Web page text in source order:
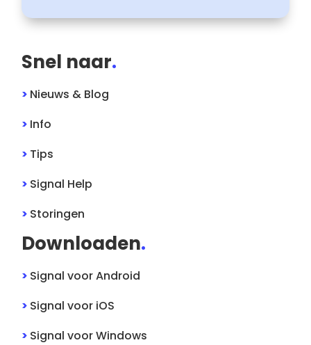
Snel naar.
> Nieuws & Blog
> Info
> Tips
> Signal Help
> Storingen
Downloaden.
> SignalvoorAndroid
> Signalvoor iOS
> SignalvoorWindows